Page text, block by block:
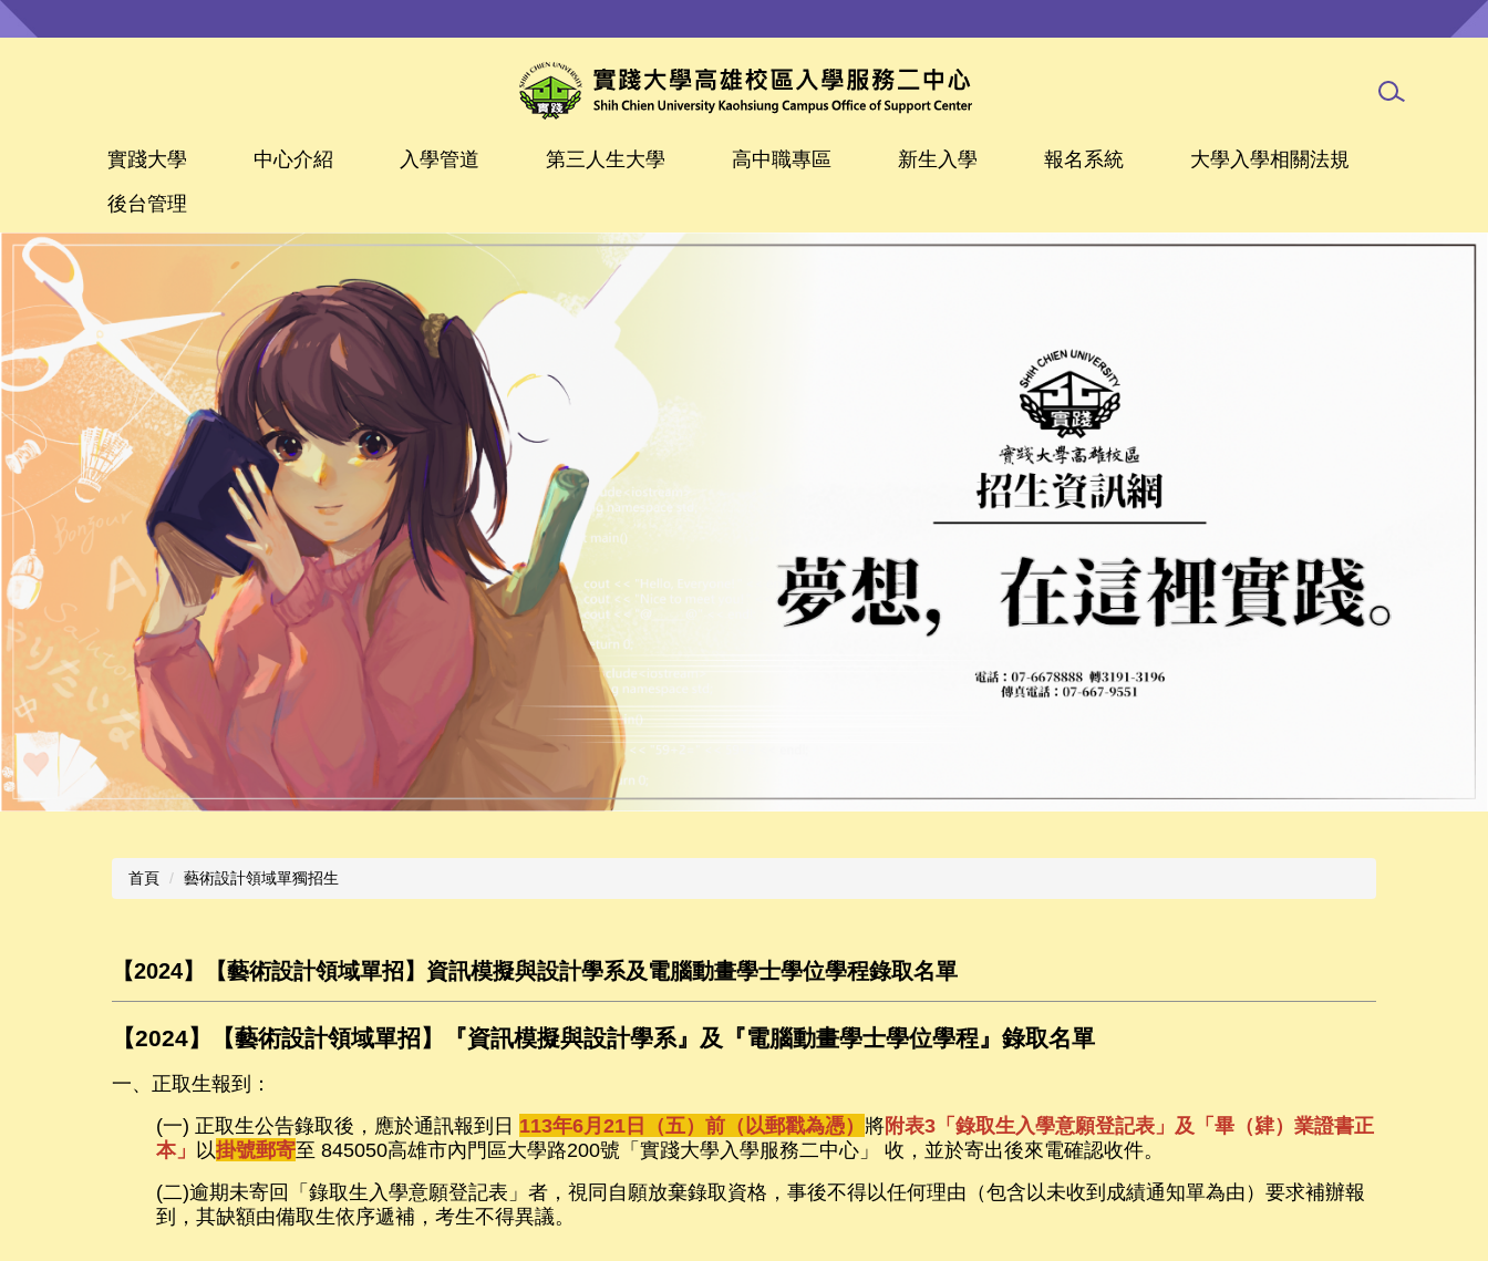
跳
到
實踐大學 中心介紹 入學管道 第三人生大學 高中職專區 新生入學 報名系統
大學入學相關法規
後台管理
首頁 藝術設計領域單獨招生
【2024】【藝術設計領域單招】資訊模擬與設計學系及電腦動畫學士學位學程錄取名單
【2024】【藝術設計領域單招】『資訊模擬與設計學系』及『電腦動畫學士學位學程』錄取名單
一、正取生報到：
(一) 正取生公告錄取後，應於通訊報到日 113年6月21日（五）前（以郵戳為憑） 將附表3「錄取生入學意願登記表」及「畢（肄）業證書正
本」
以掛號郵寄至 845050高雄市內門區大學路200號「實踐大學入學服務二中心」 收，並於寄出後來電確認收件。
(二)逾期未寄回「錄取生入學意願登記表」者，視同自願放棄錄取資格，事後不得以任何理由（包含以未收到成績通知單為由）要求補辦報
到，其缺額由備取生依序遞補，考生不得異議。